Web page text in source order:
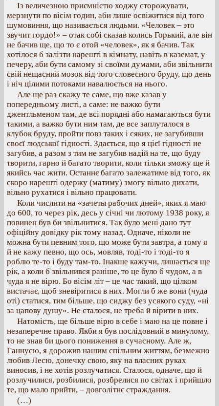
Із величезною приємністю ходжу сторожувати,
мерзнути по вісім годин, аби лише освіжитися від того
шумовиння, що називається людьми. «Человек – это
звучит гордо!» – отак собі сказав колись Горький, але він
не бачив ще, що то є отой «человек», як я бачив. Так
хотілося б залізти нарешті в кімнату, навіть в каземат, у
печеру, аби бути самому зі своїми думами, аби звільнити
свій нещасний мозок від того словесного бруду, що день
і ніч цілими потоками навалюється на нього.
Але ще раз скажу те саме, що вже казав у
попередньому листі, а саме: не важко бути
джентльменом там, де всі порядні або намагаються бути
такими, а важко бути ним там, де все заплуталося в
клубок бруду, пройти повз таких і сяких, не загубивши
своєї людської гідності. Здається, що я цієї гідності не
загубив, а разом з тим не загубив надій на те, що буду
творити, гарно й багато творити, коли тільки зможу ще й
якийсь час жити. Останнє багато залежатиме від того, як
скоро нарешті одержу (матиму) змогу вільно дихати,
вільно рухатися і вільно працювати.
Коли числити на «зачеты рабочих дней», яких я маю
до 600, то через рік, десь у січні чи лютому 1938 року, я
повинен був би звільнитися. Так було мені дано тут
офіційну довідку рік тому назад. Одначе, ніколи не
можна бути певним того, що може бути завтра, а тому я
й не кажу певно, що ось, мовляв, тоді-то і тоді-то я
роблю те-то і буду там-то. Інакше кажучи, лишається ще
рік, а коли б звільнився раніше, то це було б чудом, а в
чуда я не вірю. Бо вісім літ – це час такий, що цілком
вистачає, щоб зневіритися в них. Могли б же вони (чуда
оті) статися, тим більше, що сиджу без усякого суду, «ні
за цапову душу». Не сталося, не треба й вірити в них.
Натомість, ще більше вірю в себе і маю на це повне і
незаперечне право. Якби я був послідовний в минулому,
то не знав би цього пониження в сучасному. Але ж,
Ганнусю, я дорожив нашим спільним життям, безмежно
любив Лесю, донечку свою, яку на власних руках
виносив, і не хотів розлучатися. Сталося, одначе, що й
розлучилися, розбилися, розбрелися по світах і прийшло
те, що мало прийти, – довголітнє страждання.
(…)